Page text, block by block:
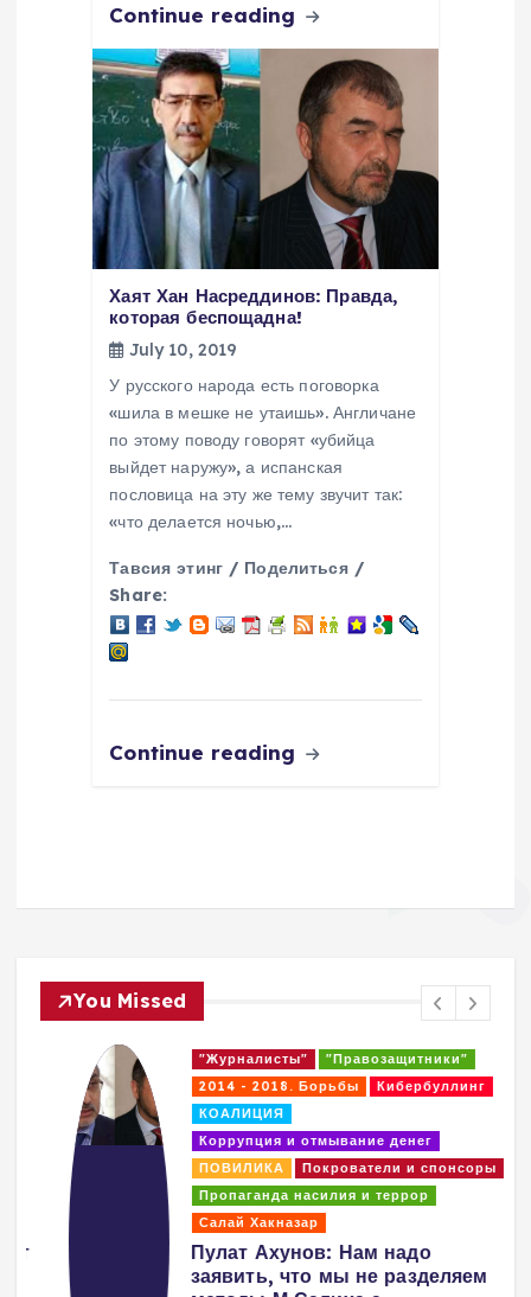
Continue reading
Хаят Хан Насреддинов: Правда,
которая беспощадна!
July 10, 2019
У русского народа есть поговорка
«шила в мешке не утаишь». Англичане
по этому поводу говорят «убийца
выйдет наружу», а испанская
пословица на эту же тему звучит так:
«что делается ночью,…
Тавсия этинг / Поделиться /
Share:
Continue reading
You Missed
"Журналисты"
"Правозащитники"
2014 - 2018. Борьбы
Кибербуллинг
КОАЛИЦИЯ
Коррупция и отмывание денег
ПОВИЛИКА
Покрователи и спонсоры
Пропаганда насилия и террор
Салай Хакназар
Пулат Ахунов: Нам надо
заявить, что мы не разделяем